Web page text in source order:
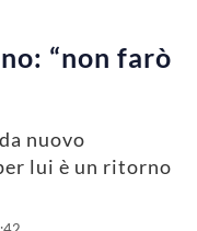
“non farò
nuovo
lui è un ritorno